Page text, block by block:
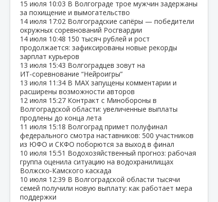
15 июля 10:03 В Волгограде трое мужчин задержаны
за похищение и вымогательство
14 июля 17:02 Волгоградские сапёры — победители
окружных соревнований Росгвардии
14 июля 10:48 150 тысяч рублей и рост
продолжается: зафиксированы новые рекорды
зарплат курьеров
13 июля 15:43 Волгоградцев зовут на
ИТ‑соревнование “Нейроигры”
13 июля 11:34 В МАХ запущены комментарии и
расширены возможности авторов
12 июля 15:27 Контракт с Минобороны в
Волгоградской области: увеличенные выплаты
продлены до конца лета
11 июля 15:18 Волгоград примет полуфинал
федерального смотра наставников: 500 участников
из ЮФО и СКФО поборются за выход в финал
10 июля 15:51 Водохозяйственный прогноз: рабочая
группа оценила ситуацию на водохранилищах
Волжско‑Камского каскада
10 июля 12:39 В Волгоградской области тысячи
семей получили новую выплату: как работает мера
поддержки